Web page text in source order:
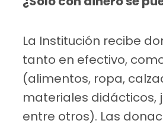
La Institución recibe
tanto en efectivo,
(alimentos, ropa,
materiales didácticos,
entre otros). Las